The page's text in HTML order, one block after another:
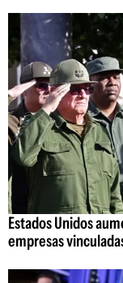
Estados Unidos
empresas